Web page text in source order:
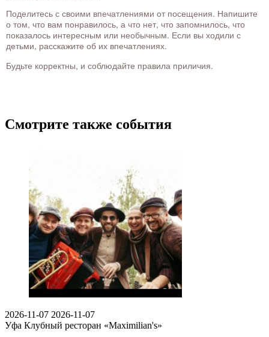
Поделитесь с своими впечатлениями от посещения. Напишите
о том, что вам понравилось, а что нет, что запомнилось, что
показалось интересным или необычным. Если вы ходили с
детьми, расскажите об их впечатлениях.
Будьте корректны, и соблюдайте правила приличия.
Смотрите также события
2026-11-07 2026-11-07
Уфа Клубный ресторан «Maximilian's»